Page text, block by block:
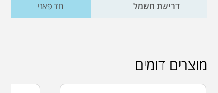
דרישת חשמל חד פאזי
מוצרים דומים